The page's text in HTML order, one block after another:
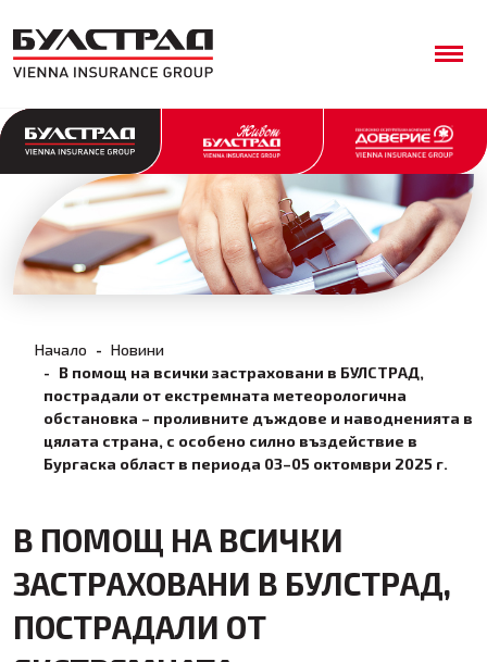
Начало
Новини
В помощ на всички застраховани в БУЛСТРАД,
пострадали от екстремната метеорологична
обстановка – проливните дъждове и наводненията в
цялата страна, с особено силно въздействие в
Бургаска област в периода 03–05 октомври 2025 г.
В ПОМОЩ НА ВСИЧКИ
ЗАСТРАХОВАНИ В БУЛСТРАД,
ПОСТРАДАЛИ ОТ